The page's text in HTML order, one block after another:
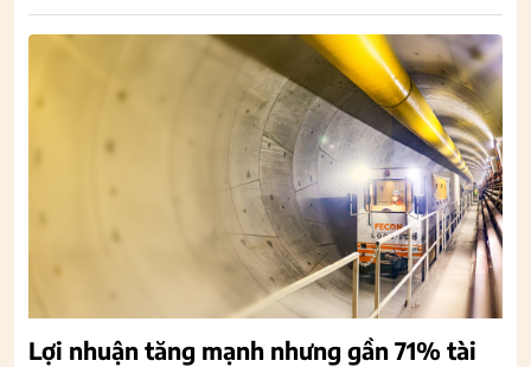
Lợi nhuận tăng mạnh nhưng gần 71% tài